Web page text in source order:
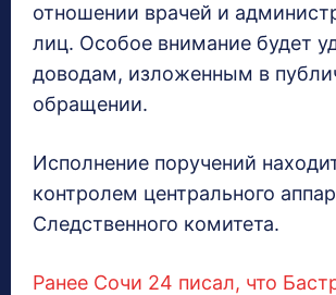
отношении врачей и
лиц. Особое внимание будет
доводам, изложенным в
обращении.
Исполнение поручений
контролем центрального
Следственного комитета.
Ранее Сочи 24 писал, что